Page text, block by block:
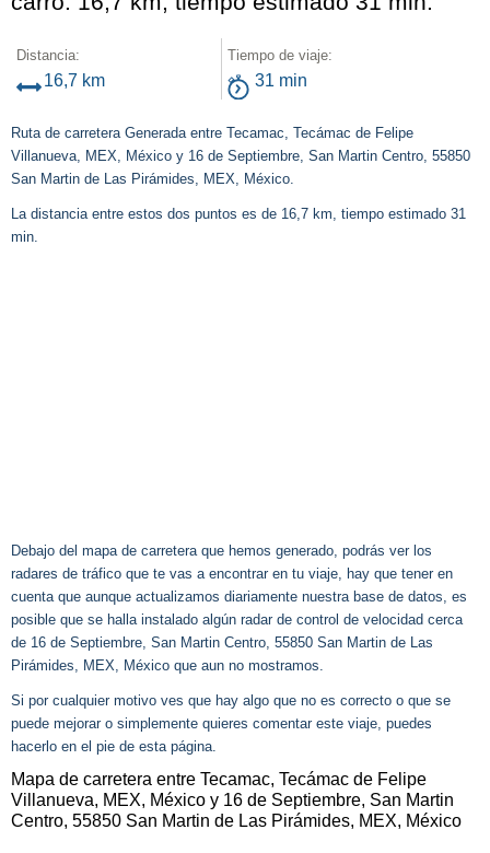
Distancia:
16,7 km
Tiempo de viaje:
31 min
Ruta de carretera Generada entre Tecamac, Tecámac de Felipe
Villanueva, MEX, México y 16 de Septiembre, San Martin Centro, 55850
San Martin de Las Pirámides, MEX, México.
La distancia entre estos dos puntos es de 16,7 km, tiempo estimado 31
min.
Debajo del mapa de carretera que hemos generado, podrás ver los
radares de tráfico que te vas a encontrar en tu viaje, hay que tener en
cuenta que aunque actualizamos diariamente nuestra base de datos, es
posible que se halla instalado algún radar de control de velocidad cerca
de 16 de Septiembre, San Martin Centro, 55850 San Martin de Las
Pirámides, MEX, México que aun no mostramos.
Si por cualquier motivo ves que hay algo que no es correcto o que se
puede mejorar o simplemente quieres comentar este viaje, puedes
hacerlo en el pie de esta página.
Mapa de carretera entre Tecamac, Tecámac de Felipe
Villanueva, MEX, México y 16 de Septiembre, San Martin
Centro, 55850 San Martin de Las Pirámides, MEX, México